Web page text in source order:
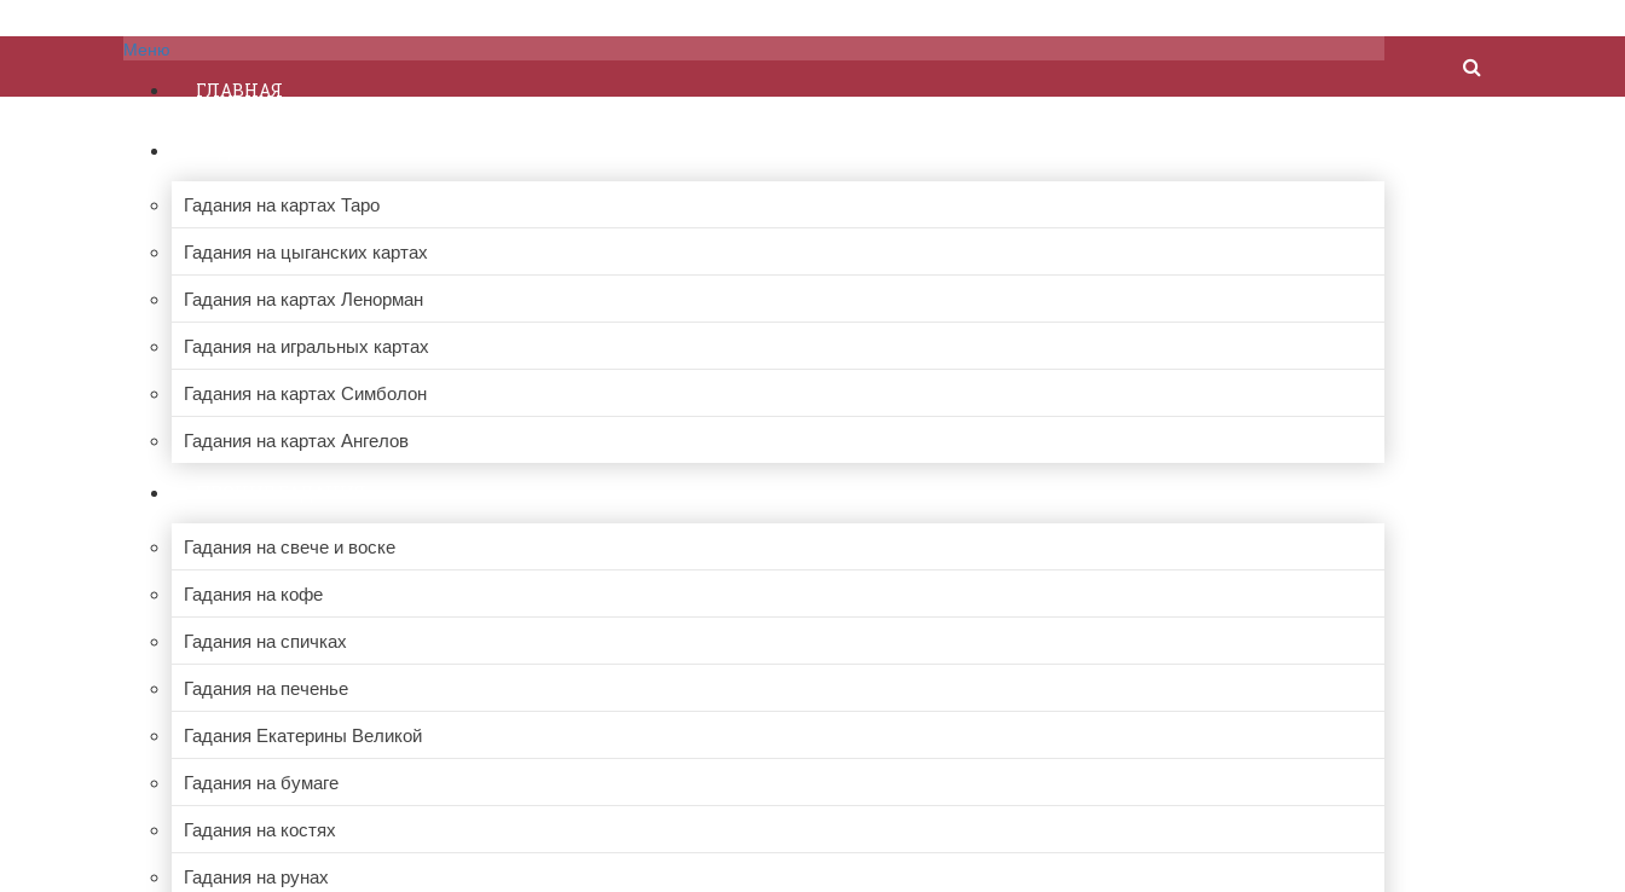
Меню
ГЛАВНАЯ
Гадания на картах Таро
Гадания на цыганских картах
Гадания на картах Ленорман
Гадания на игральных картах
Гадания на картах Симболон
Гадания на картах Ангелов
Гадания на свече и воске
Гадания на кофе
Гадания на спичках
Гадания на печенье
Гадания Екатерины Великой
Гадания на бумаге
Гадания на костях
Гадания на рунах